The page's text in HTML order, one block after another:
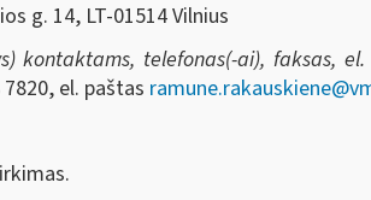
g. 14, LT-01514 Vilnius
kontaktams, telefonas(-ai), faksas,
el. paštas